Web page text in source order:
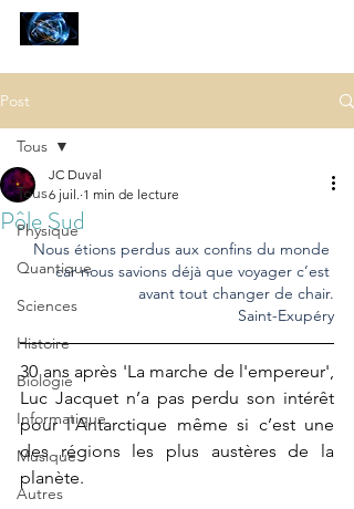
Post
Tous
Physique
Quantique
Sciences
Histoire
Biologie
Informatique
Musique
Autres
Tous
Pôle Sud
JC Duval
6 juil. 1 min de lecture
Nous étions perdus aux confins du monde
car nous savions déjà que voyager c’est
avant tout changer de chair.
Saint-Exupéry
30 ans après 'La marche de l'empereur',
Luc Jacquet n’a pas perdu son intérêt
pour l'Antarctique même si c’est une
des régions les plus austères de la
planète.